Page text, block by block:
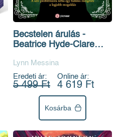
Becstelen árulás -
Beatrice Hyde-Clare
Lynn Messina
Eredeti ár:
5 499 Ft
Online ár:
4 619 Ft
Kosárba